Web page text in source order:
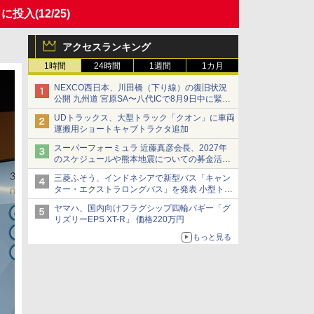
投入(12/25)
アクセスランキング
1時間 24時間 1週間 1カ月
NEXCO西日本、川田橋（下り線）の復旧状況
公開 九州道 宮原SA〜八代ICで8月9日中に緊急
車両を通行可能に
UDトラックス、大型トラック「クオン」に車両
運搬用ショートキャブトラクタ追加
スーパーフォーミュラ 近藤真彦会長、2027年
のスケジュールや熊本地震についての募金活動
を紹介
三菱ふそう、インドネシアで新型バス「キャン
ター・エクストラロングバス」を発表 小型トラ
ックベースの観光・旅客輸送向けバス
ヤマハ、国内向けフラグシップ四輪バギー「グ
リズリーEPS XT-R」 価格220万円
もっと見る